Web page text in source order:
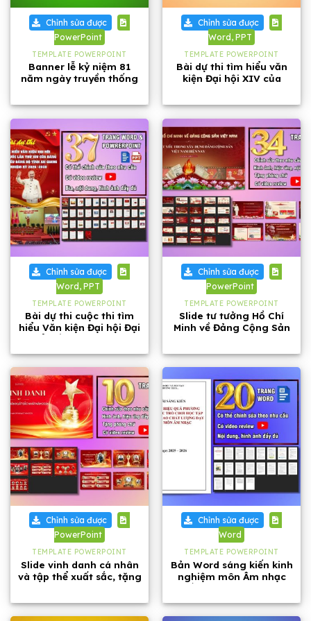
Chỉnh sửa được
PowerPoint
TEMPLATE POWERPOINT
Banner lễ kỷ niệm 81
năm ngày truyền thống
Chỉnh sửa được
Word, PPT
TEMPLATE POWERPOINT
Bài dự thi tìm hiểu văn
kiện Đại hội XIV của
Chỉnh sửa được
Word, PPT
TEMPLATE POWERPOINT
Bài dự thi cuộc thi tìm
hiểu Văn kiện Đại hội Đại
Chỉnh sửa được
PowerPoint
TEMPLATE POWERPOINT
Slide tư tưởng Hồ Chí
Minh về Đảng Cộng Sản
Chỉnh sửa được
PowerPoint
TEMPLATE POWERPOINT
Slide vinh danh cá nhân
và tập thể xuất sắc, tặng
Chỉnh sửa được
Word
TEMPLATE POWERPOINT
Bản Word sáng kiến kinh
nghiệm môn Âm nhạc